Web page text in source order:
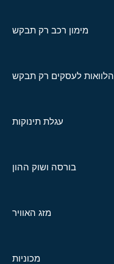
מימון רכב רק תבקש
הלוואות לעסקים רק תבקש
עגלת תינוקות
בורסה ושוק ההון
מזג האוויר
מכוניות